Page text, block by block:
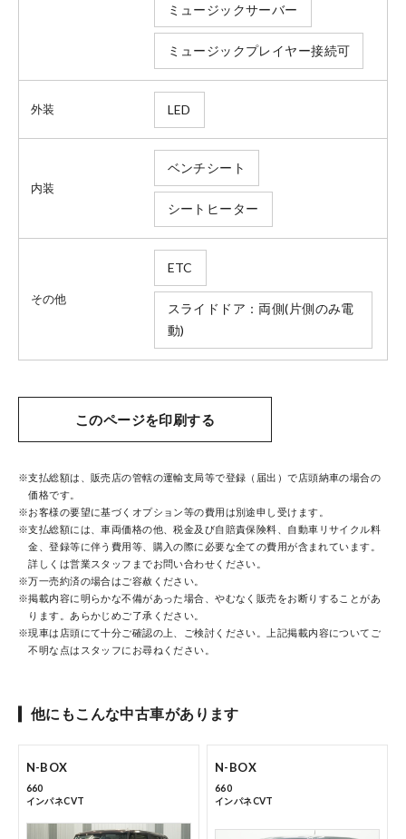
法人のお客様へ
健康経営の取り組み
サイトご利用にあたって
ホンダモビリティ近畿 法人サイト
中古車在庫検索 トップページ
点検・整備のご予約
各店舗へのお問い合わせ
ミュージックサーバー
ミュージックプレイヤー接続可
外装 LED
内装
ベンチシート
シートヒーター
その他
ETC
スライドドア：両側(片側のみ電
動)
このページを印刷する
※支払総額は、販売店の管轄の運輸支局等で登録（届出）で店頭納車の場合の
価格です。
※お客様の要望に基づくオプション等の費用は別途申し受けます。
※支払総額には、車両価格の他、税金及び自賠責保険料、自動車リサイクル料
金、登録等に伴う費用等、購入の際に必要な全ての費用が含まれています。
詳しくは営業スタッフまでお問い合わせください。
※万一売約済の場合はご容赦ください。
※掲載内容に明らかな不備があった場合、やむなく販売をお断りすることがあ
ります。あらかじめご了承ください。
※現車は店頭にて十分ご確認の上、ご検討ください。上記掲載内容についてご
不明な点はスタッフにお尋ねください。
他にもこんな中古車があります
N-BOX
660
インパネCVT
N-BOX
660
インパネCVT